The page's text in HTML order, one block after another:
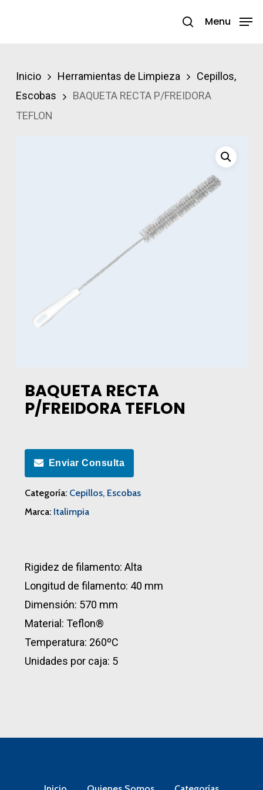
search
Menu
Inicio Herramientas de Limpieza
Cepillos,
Escobas
BAQUETA RECTA P/FREIDORA
TEFLON
BAQUETA RECTA
P/FREIDORA TEFLON
Enviar Consulta
Categoría: Cepillos, Escobas
Marca: Italimpia
Rigidez de filamento: Alta
Longitud de filamento: 40 mm
Dimensión: 570 mm
Material: Teflon®
Temperatura: 260ºC
Unidades por caja: 5